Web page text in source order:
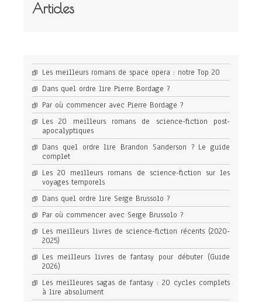
Articles
Les meilleurs romans de space opera : notre Top 20
Dans quel ordre lire Pierre Bordage ?
Par où commencer avec Pierre Bordage ?
Les 20 meilleurs romans de science-fiction post-
apocalyptiques
Dans quel ordre lire Brandon Sanderson ? Le guide
complet
Les 20 meilleurs romans de science-fiction sur les
voyages temporels
Dans quel ordre lire Serge Brussolo ?
Par où commencer avec Serge Brussolo ?
Les meilleurs livres de science-fiction récents (2020-
2025)
Les meilleurs livres de fantasy pour débuter (Guide
2026)
Les meilleures sagas de fantasy : 20 cycles complets
à lire absolument